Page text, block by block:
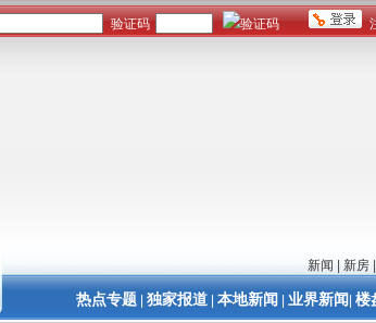
热点专题| 独家报道| 本地新闻 业界新闻 楼
新闻 新房